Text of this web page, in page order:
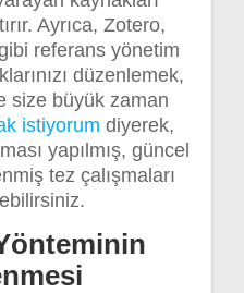
Ayrıca, Zotero,
referans yönetim
düzenlemek,
size büyük zaman
istiyorum diyerek,
yapılmış, güncel
tez çalışmaları